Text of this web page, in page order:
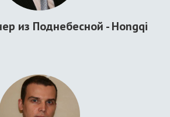
из Поднебесной - Hongqi